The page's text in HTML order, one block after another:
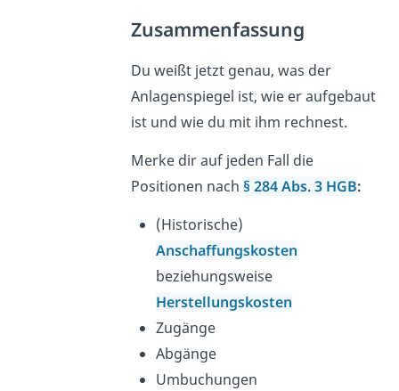
Zusammenfassung
Du weißt jetzt genau, was der
Anlagenspiegel ist, wie er aufgebaut
ist und wie du mit ihm rechnest.
Merke dir auf jeden Fall die
Positionen nach§ 284 Abs. 3 HGB:
(Historische)
Anschaffungskosten
beziehungsweise
Herstellungskosten
Zugänge
Abgänge
Umbuchungen